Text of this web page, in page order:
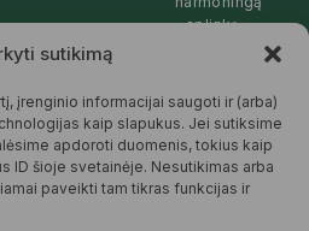
sutikimą
įrenginio informacijai saugoti ir (arba)
kaip slapukus. Jei sutiksime
apdoroti duomenis, tokius kaip
ID šioje svetainėje. Nesutikimas arba
paveikti tam tikras funkcijas ir
aplinką –
draugiškos tiek
Jums, tiek
gamtai.
DAUGIAU